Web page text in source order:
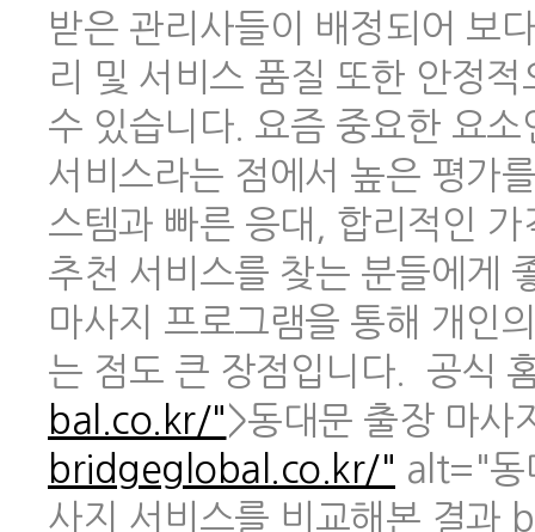
받은 관리사들이 배정되어 보
리 및 서비스 품질 또한 안정
수 있습니다. 요즘 중요한 요
서비스라는 점에서 높은 평가
스템과 빠른 응대, 합리적인
추천 서비스를 찾는 분들에게
마사지 프로그램을 통해 개인
는 점도 큰 장점입니다. 공식
bal.co.kr/">동대문 출장 마
bridgeglobal.co.kr/" alt="동
사지 서비스를 비교해본 결과